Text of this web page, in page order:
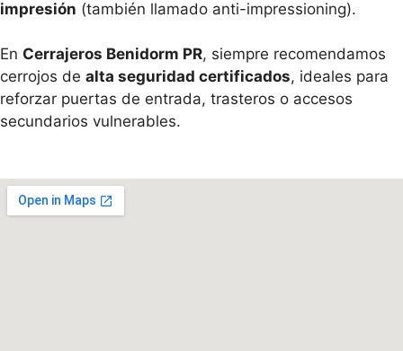
impresión (también llamado anti-impressioning).
En Cerrajeros Benidorm PR, siempre recomendamos
cerrojos de alta seguridad certificados, ideales para
reforzar puertas de entrada, trasteros o accesos
secundarios vulnerables.